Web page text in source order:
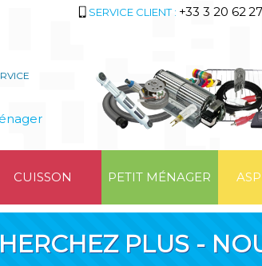
SERVICE CLIENT : +33 3 20 62
CUISSON PETIT MÉNAGER
PLUS -